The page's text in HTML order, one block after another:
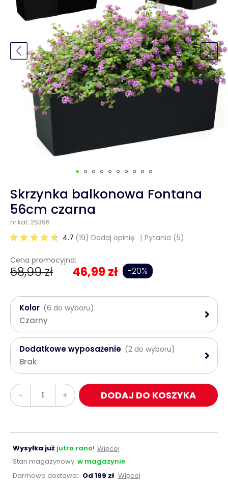
Skrzynka balkonowa Fontana
56cm czarna
nr kat: 25396
4.7 (19) Dodaj opinię Pytania (5)
Cena promocyjna:
58,99 zł 46,99 zł -20%
Kolor (6 do wyboru)
Czarny
Dodatkowe wyposażenie (2 do wyboru)
Brak
-
Ilość + DODAJ DO KOSZYKA
Wysyłka już jutro rano! Więcej
Stan magazynowy: w magazynie
Darmowa dostawa: Od 199 zł Więcej